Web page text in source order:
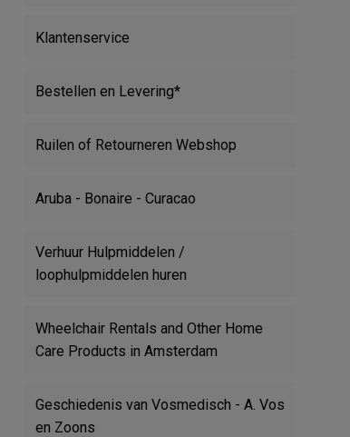
Klantenservice
Bestellen en Levering*
Ruilen of Retourneren Webshop
Aruba - Bonaire - Curacao
Verhuur Hulpmiddelen /
loophulpmiddelen huren
Wheelchair Rentals and Other Home
Care Products in Amsterdam
Geschiedenis van Vosmedisch - A. Vos
en Zoons